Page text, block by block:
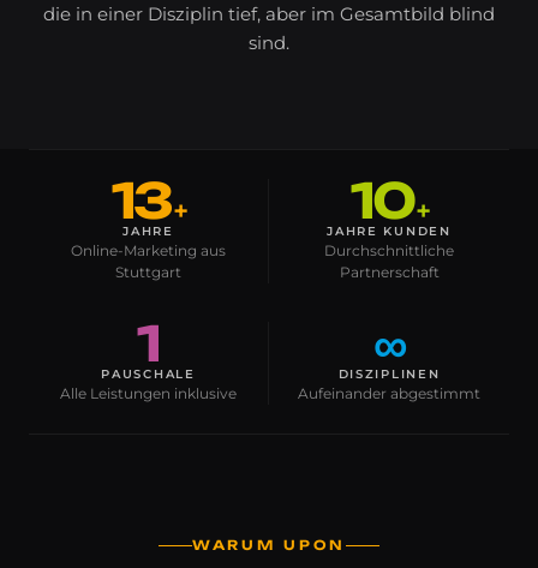
die in einer Disziplin tief, aber im Gesamtbild blind
sind.
13+
JAHRE
Online-Marketing aus
Stuttgart
10+
JAHRE KUNDEN
Durchschnittliche
Partnerschaft
1
PAUSCHALE
Alle Leistungen inklusive
∞
DISZIPLINEN
Aufeinander abgestimmt
WARUM UPON